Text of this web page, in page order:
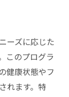
き出すため
グ
ーズに応じた
このプログラ
健康状態やフ
れます。特